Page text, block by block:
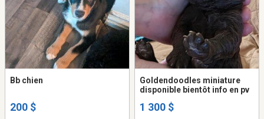
Bb chien
200 $
Goldendoodles miniature
disponible bientôt info en pv
1 300 $